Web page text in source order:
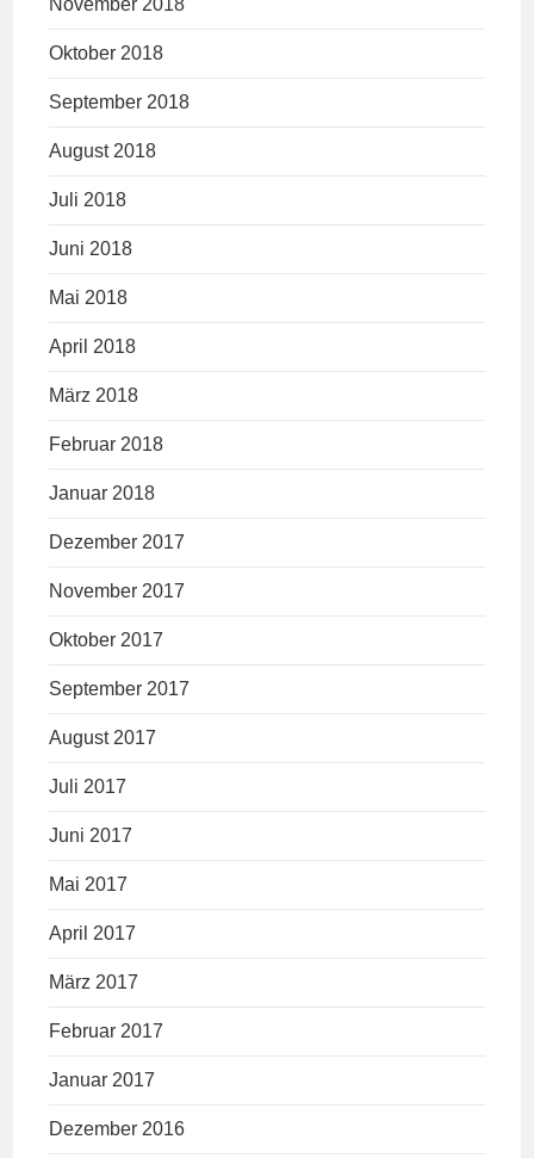
November 2018
Oktober 2018
September 2018
August 2018
Juli 2018
Juni 2018
Mai 2018
April 2018
März 2018
Februar 2018
Januar 2018
Dezember 2017
November 2017
Oktober 2017
September 2017
August 2017
Juli 2017
Juni 2017
Mai 2017
April 2017
März 2017
Februar 2017
Januar 2017
Dezember 2016